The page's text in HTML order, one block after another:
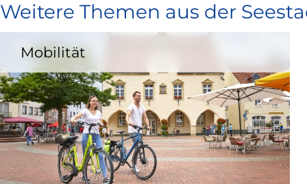
Weitere Themen aus der
Mobilität